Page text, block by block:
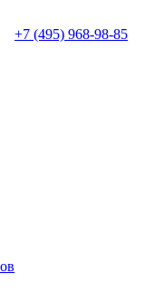
+7 (495) 968-98-85